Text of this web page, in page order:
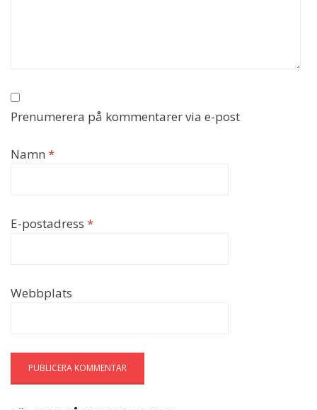
Prenumerera på kommentarer via e-post
Namn *
E-postadress *
Webbplats